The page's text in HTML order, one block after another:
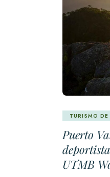
TURISMO DE
Puerto
UTMB